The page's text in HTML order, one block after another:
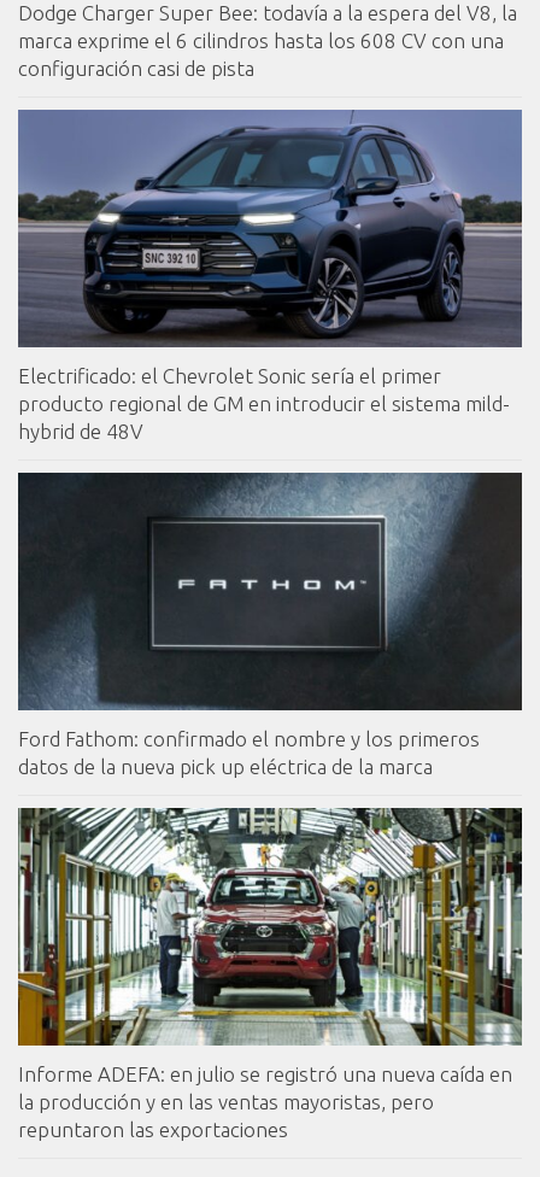
Dodge Charger Super Bee: todavía a la espera del V8, la
marca exprime el 6 cilindros hasta los 608 CV con una
configuración casi de pista
Electrificado: el Chevrolet Sonic sería el primer
producto regional de GM en introducir el sistema mild-
hybrid de 48V
Ford Fathom: confirmado el nombre y los primeros
datos de la nueva pick up eléctrica de la marca
Informe ADEFA: en julio se registró una nueva caída en
la producción y en las ventas mayoristas, pero
repuntaron las exportaciones